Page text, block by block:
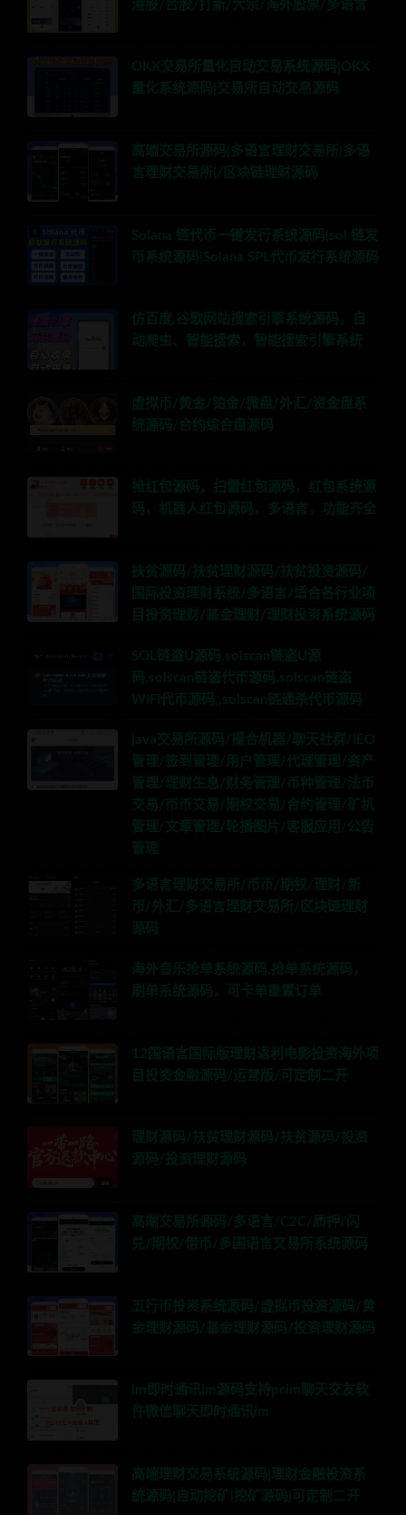
港股/台股/打新/大宗/海外股票/多语言
OKX交易所量化自动交易系统源码|OKX
量化系统源码|交易所自动交易源码
高端交易所源码|多语言理财交易所|多语
言理财交易所|/区块链理财源码
Solana 链代币一键发行系统源码|sol 链发
币系统源码|Solana SPL代币发行系统源码
仿百度,谷歌网站搜索引擎系统源码，自
动爬虫、智能搜索，智能搜索引擎系统
虚拟币/黄金/铂金/微盘/外汇/资金盘系
统源码/合约综合盘源码
抢红包源码，扫雷红包源码，红包系统源
码，机器人红包源码，多语言，功能齐全
扶贫源码/扶贫理财源码/扶贫投资源码/
国际投资理财系统/多语言/适合各行业项
目投资理财/基金理财/理财投资系统源码
SOL链盗U源码,solscan链盗U源
码,solscan链盗代币源码,solscan链盗
WIFI代币源码,,solscan链通杀代币源码
java交易所源码/撮合机器/聊天社群/IEO
管理/签到管理/用户管理/代理管理/资产
管理/理财生息/财务管理/币种管理/法币
交易/币币交易/期权交易/合约管理/矿机
管理/文章管理/轮播图片/客服应用/公告
管理
多语言理财交易所/币币/期权/理财/新
币/外汇/多语言理财交易所/区块链理财
源码
海外音乐抢单系统源码,抢单系统源码，
刷单系统源码，可卡单重置订单
12国语言国际版理财返利电影投资海外项
目投资金融源码/运营版/可定制二开
理财源码/扶贫理财源码/扶贫源码/投资
源码/投资理财源码
高端交易所源码/多语言/C2C/质押/闪
兑/期权/借币/多国语言交易所系统源码
五行币投资系统源码/虚拟币投资源码/黄
金理财源码/基金理财源码/投资理财源码
im即时通讯im源码支持pcim聊天交友软
件微信聊天即时通讯im
高端理财交易系统源码|理财金融投资系
统源码|自动挖矿|挖矿源码|可定制二开